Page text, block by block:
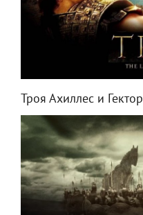
Троя Ахиллес и Гектор